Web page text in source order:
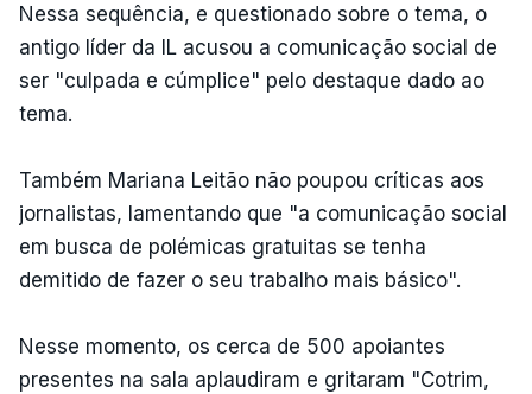
Nessa sequência, e questionado sobre o tema, o
antigo líder da IL acusou a comunicação social de
ser "culpada e cúmplice" pelo destaque dado ao
tema.
Também Mariana Leitão não poupou críticas aos
jornalistas, lamentando que "a comunicação social
em busca de polémicas gratuitas se tenha
demitido de fazer o seu trabalho mais básico".
Nesse momento, os cerca de 500 apoiantes
presentes na sala aplaudiram e gritaram "Cotrim,